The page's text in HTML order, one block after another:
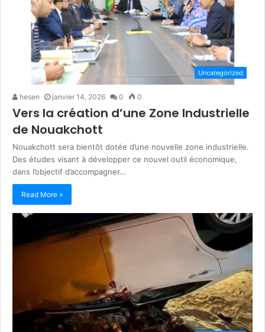
Uncategorized
hesen janvier 14, 2026 0 0
Vers la création d’une Zone Industrielle
de Nouakchott
Nouakchott sera bientôt dotée d’une nouvelle zone industrielle.
Des études visant à développer ce nouvel outil économique,
dans l’objectif d’accompagner…
Read More »